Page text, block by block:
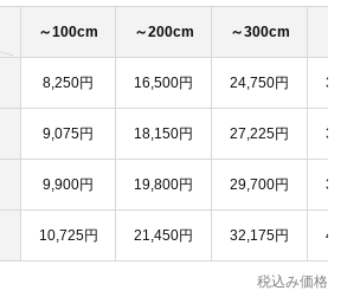
～100cm ～200cm ～300cm
8,250円 16,500円 24,750円
9,075円 18,150円 27,225円
9,900円 19,800円 29,700円
10,725円 21,450円 32,175円
税込み価格